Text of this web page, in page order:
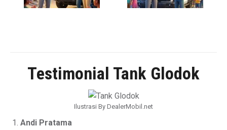
Testimonial Tank Glodok
Ilustrasi By DealerMobil.net
Andi Pratama